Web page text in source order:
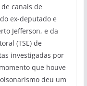
canais de
ex-deputado e
Jefferson, e da
(TSE) de
investigadas por
que houve
deu um